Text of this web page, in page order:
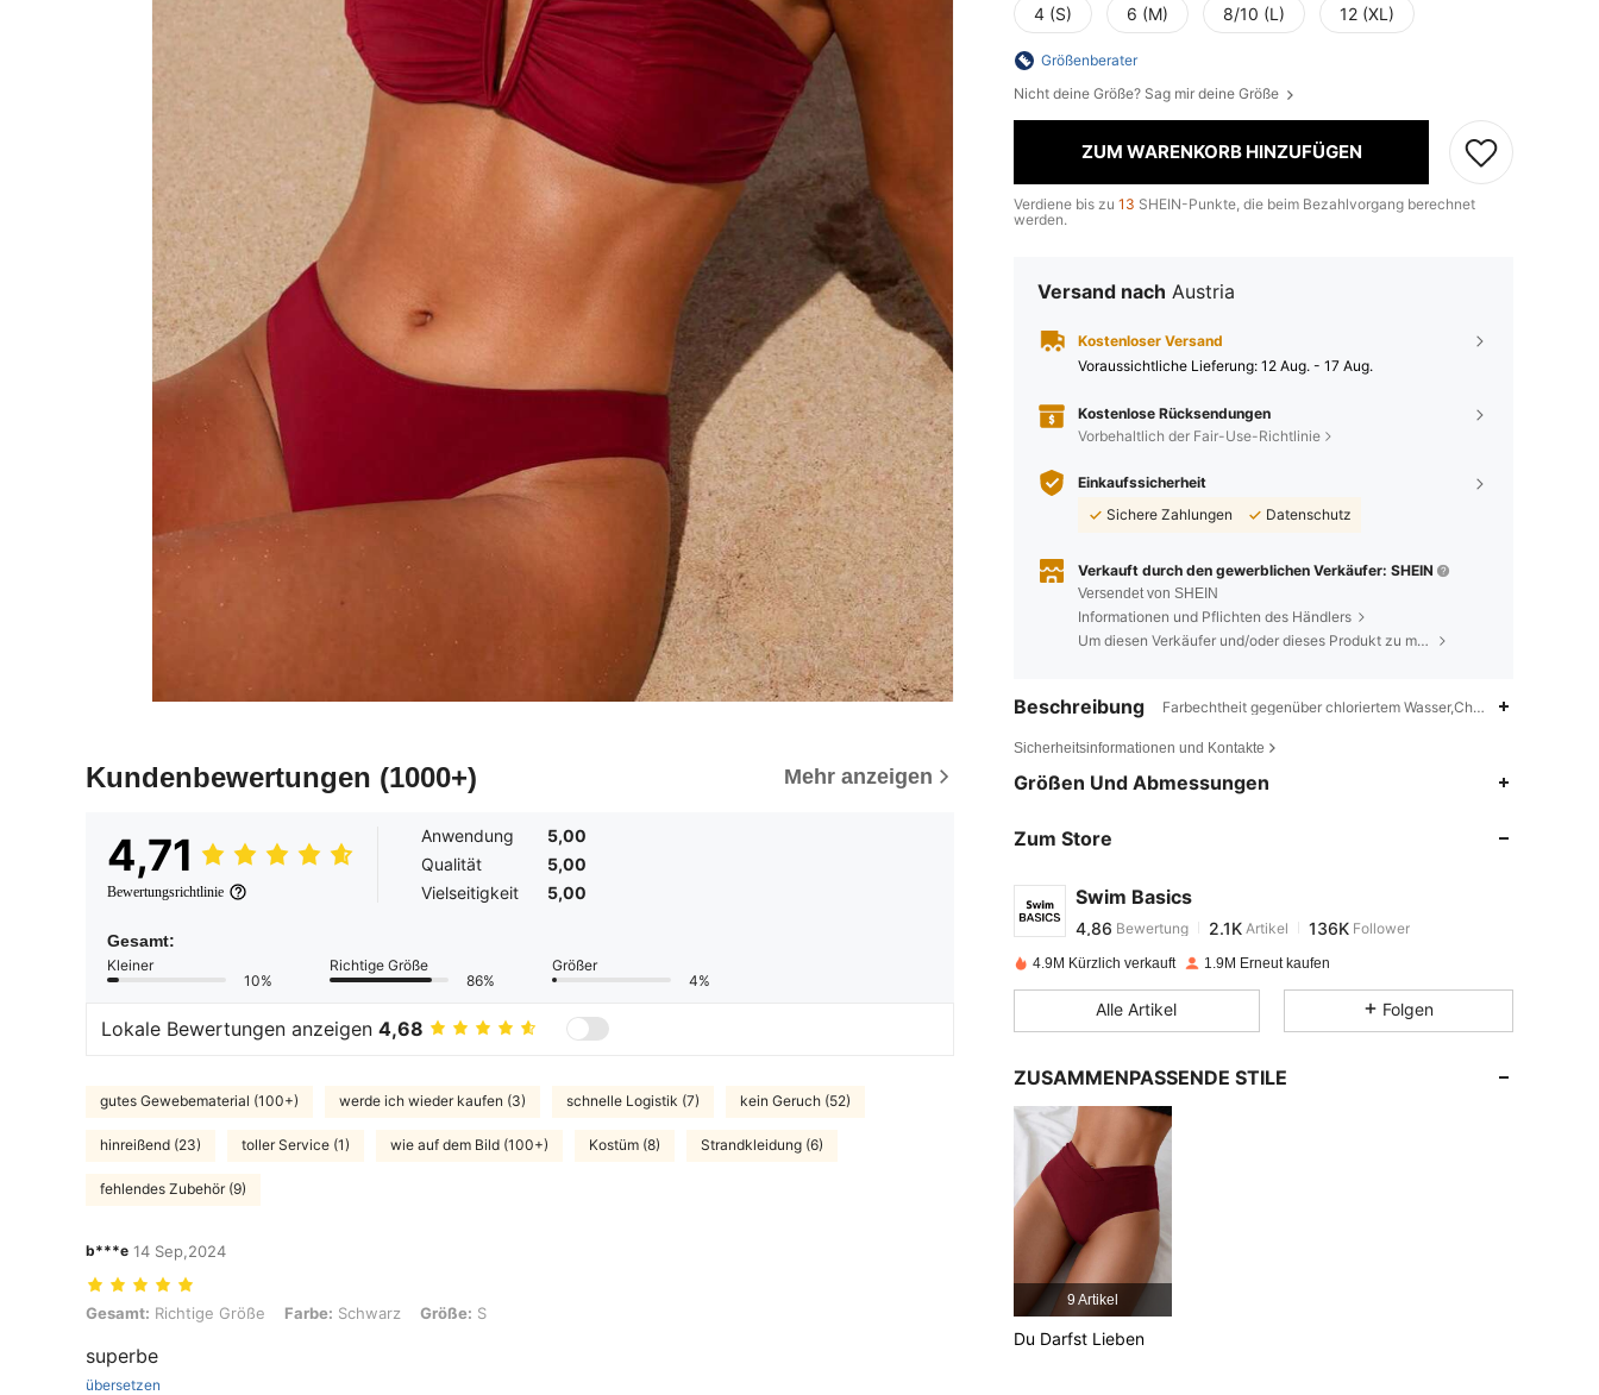
Kundenbewertungen (1000+) Mehr anzeigen
4,71
Bewertungsrichtlinie
Anwendung
5,00
Qualität
5,00
Vielseitigkeit
5,00
Gesamt:
Kleiner
10%
Richtige Größe
86%
Größer
4%
Lokale Bewertungen anzeigen 4,68
gutes Gewebematerial (100+) werde ich wieder kaufen (3) schnelle Logistik (7) kein Geruch (52)
hinreißend (23) toller Service (1) wie auf dem Bild (100+) Kostüm (8) Strandkleidung (6)
fehlendes Zubehör (9)
b***e 14 Sep,2024
Gesamt: Richtige Größe, Farbe: Schwarz, Größe: S
Gesamt: Richtige Größe Farbe: Schwarz Größe: S
superbe
übersetzen
4 (S) 6 (M) 8/10 (L) 12 (XL)
Größenberater
Nicht deine Größe? Sag mir deine Größe
ZUM WARENKORB HINZUFÜGEN
Verdiene bis zu 13 SHEIN-Punkte, die beim Bezahlvorgang berechnet
werden.
Versand nach Austria
Kostenloser Versand
Voraussichtliche Lieferung: 12 Aug. - 17 Aug.
Kostenlose Rücksendungen
Vorbehaltlich der Fair-Use-Richtlinie
Einkaufssicherheit
Sichere Zahlungen
Datenschutz
Verkauft durch den gewerblichen Verkäufer: SHEIN
Versendet von SHEIN
Informationen und Pflichten des Händlers
Um diesen Verkäufer und/oder dieses Produkt zu melden
Beschreibung Farbechtheit gegenüber chloriertem
Sicherheitsinformationen und Kontakte
Größen Und Abmessungen
Zum Store
Swim Basics
4,86
4,86 Bewertung
h***ibezahltVor 1 Tag
4,86
4,86
4,86
4.9M Kürzlich verkauft 1.9M Erneut kaufen
Alle Artikel Folgen
ZUSAMMENPASSENDE STILE
9 Artikel
Du Darfst Lieben